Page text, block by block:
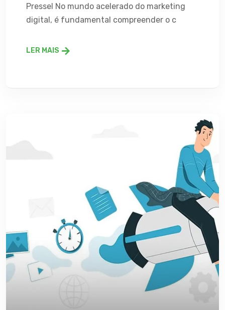
Pressel No mundo acelerado do marketing
digital, é fundamental compreender o c
LER MAIS